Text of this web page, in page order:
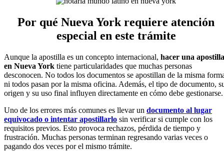
Por qué Nueva York requiere atención
especial en este trámite
Aunque la apostilla es un concepto internacional, hacer una apostilla
en Nueva York tiene particularidades que muchas personas
desconocen. No todos los documentos se apostillan de la misma
ni todos pasan por la misma oficina. Además, el tipo de documento,
origen y su uso final influyen directamente en cómo debe gestionarse.
Uno de los errores más comunes es llevar un documento al lugar
equivocado o intentar apostillarlo sin verificar si cumple con los
requisitos previos. Esto provoca rechazos, pérdida de tiempo y
frustración. Muchas personas terminan regresando varias veces o
pagando dos veces por el mismo trámite.